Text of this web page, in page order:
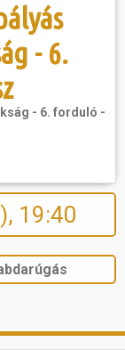
- 6.
- 6. forduló -
19:40